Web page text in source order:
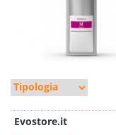
Evostore.it